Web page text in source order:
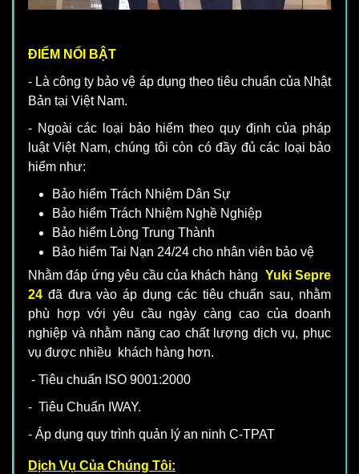
ĐIỂM NỔI BẬT
- Là công ty bảo vệ áp dụng theo tiêu chuẩn của Nhật
Bản tại Việt Nam.
- Ngoài các loại bảo hiểm theo quy định của pháp
luật Việt Nam, chúng tôi còn có đầy đủ các loại bảo
hiểm như:
Bảo hiểm Trách Nhiệm Dân Sự
Bảo hiểm Trách Nhiệm Nghề Nghiệp
Bảo hiểm Lòng Trung Thành
Bảo hiểm Tai Nạn 24/24 cho nhân viên bảo vệ
Nhằm đáp ứng yêu cầu của khách hàng Yuki Sepre
24 đã đưa vào áp dụng các tiêu chuẩn sau, nhằm
phù hợp với yêu cầu ngày càng cao của doanh
nghiệp và nhằm năng cao chất lượng dịch vụ, phục
vụ được nhiều khách hàng hơn.
- Tiêu chuẩn ISO 9001:2000
- Tiêu Chuẩn IWAY.
- Áp dụng quy trình quản lý an ninh C-TPAT
Dịch Vụ Của Chúng Tôi: